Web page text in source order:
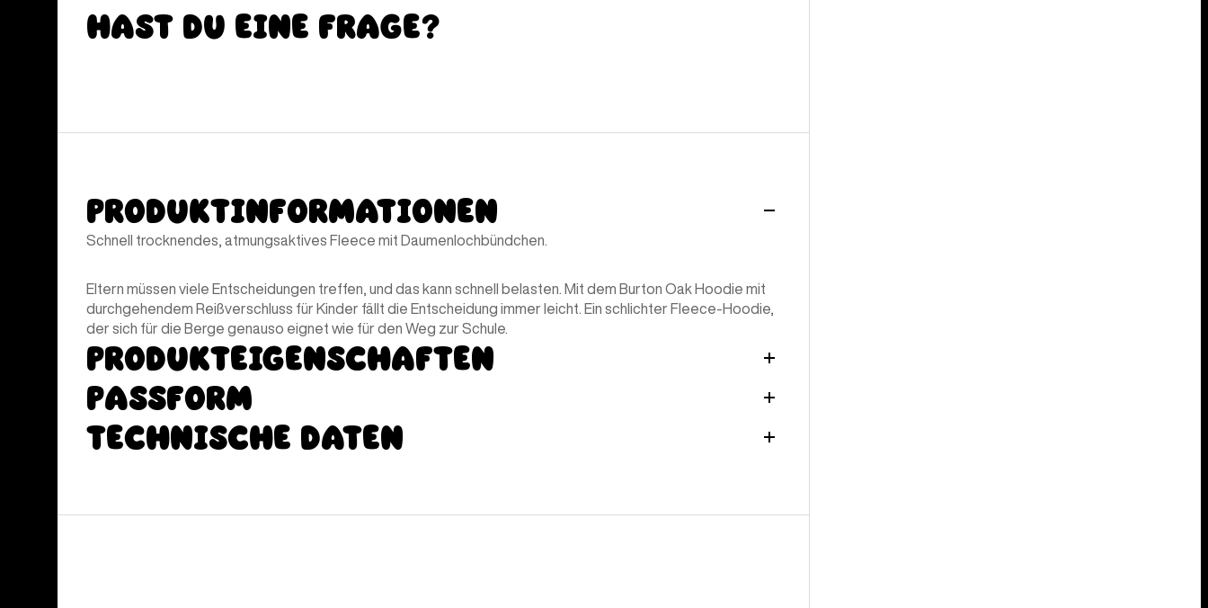
Hast du eine Frage?
Produktinformationen
Schnell trocknendes, atmungsaktives Fleece mit Daumenlochbündchen.
Eltern müssen viele Entscheidungen treffen, und das kann schnell belasten. Mit dem Burton Oak Hoodie mit
durchgehendem Reißverschluss für Kinder fällt die Entscheidung immer leicht. Ein schlichter Fleece-Hoodie,
der sich für die Berge genauso eignet wie für den Weg zur Schule.
Produkteigenschaften
Passform
Technische Daten